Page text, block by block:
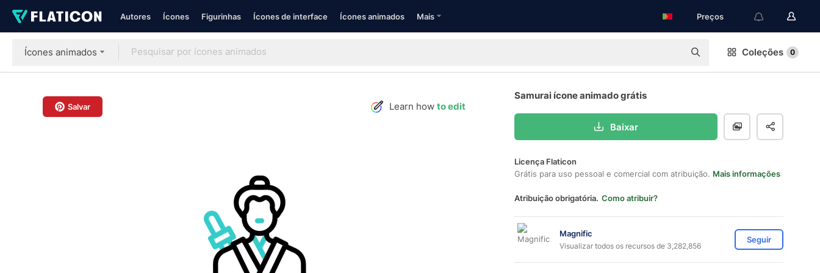
Autores Ícones Figurinhas Ícones de interface Ícones animados Mais Preços
Ícones animados Coleções 0
Salvar Learn how to edit
Samurai ícone animado grátis
Baixar
Licença Flaticon
Grátis para uso pessoal e comercial com atribuição. Mais informações
Atribuição obrigatória. Como atribuir?
Magnific
Visualizar todos os recursos de 3,282,856
Seguir